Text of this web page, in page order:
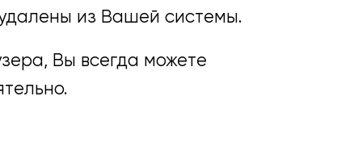
из Вашей системы.
Вы всегда можете